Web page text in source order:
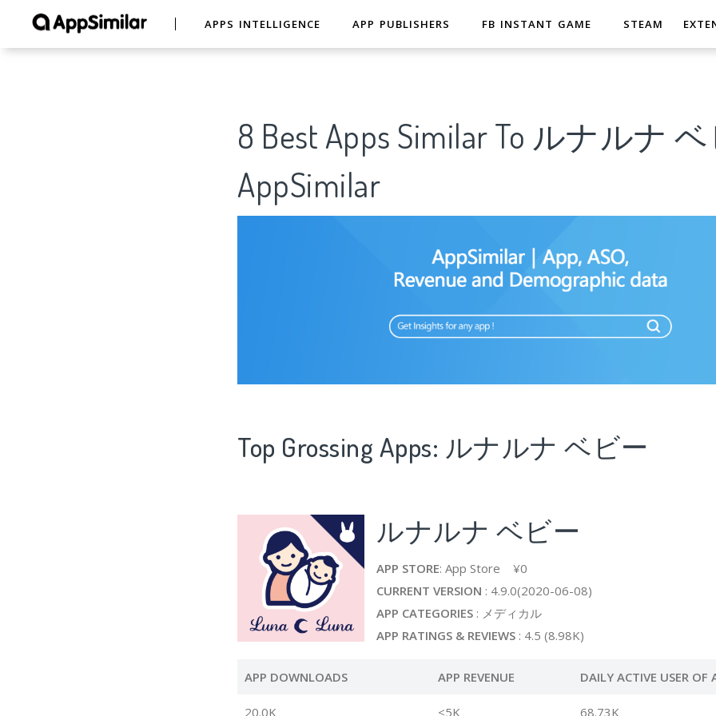
APPS INTELLIGENCE APP PUBLISHERS FB INSTANT GAME STEAM
8 Best Apps Similar To ルナルナ
AppSimilar
Top Grossing Apps: ルナルナ ベビー
ルナルナ ベビー
APP STORE: App Store ¥0
CURRENT VERSION : 4.9.0(2020-06-08)
APP CATEGORIES : メディカル
APP RATINGS & REVIEWS : 4.5 (8.98K)
APP DOWNLOADS APP REVENUE DAILY ACTIVE USER OF
20.0K <5K 68.73K